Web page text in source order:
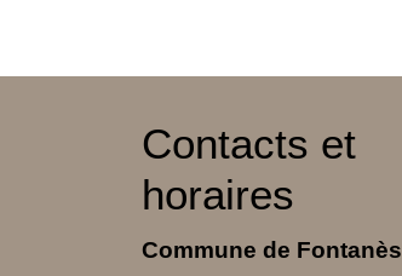
Contacts et
horaires
Commune de Fontanès